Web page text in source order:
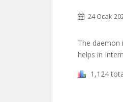
24 Ocak
The daemon
helps in
1,124